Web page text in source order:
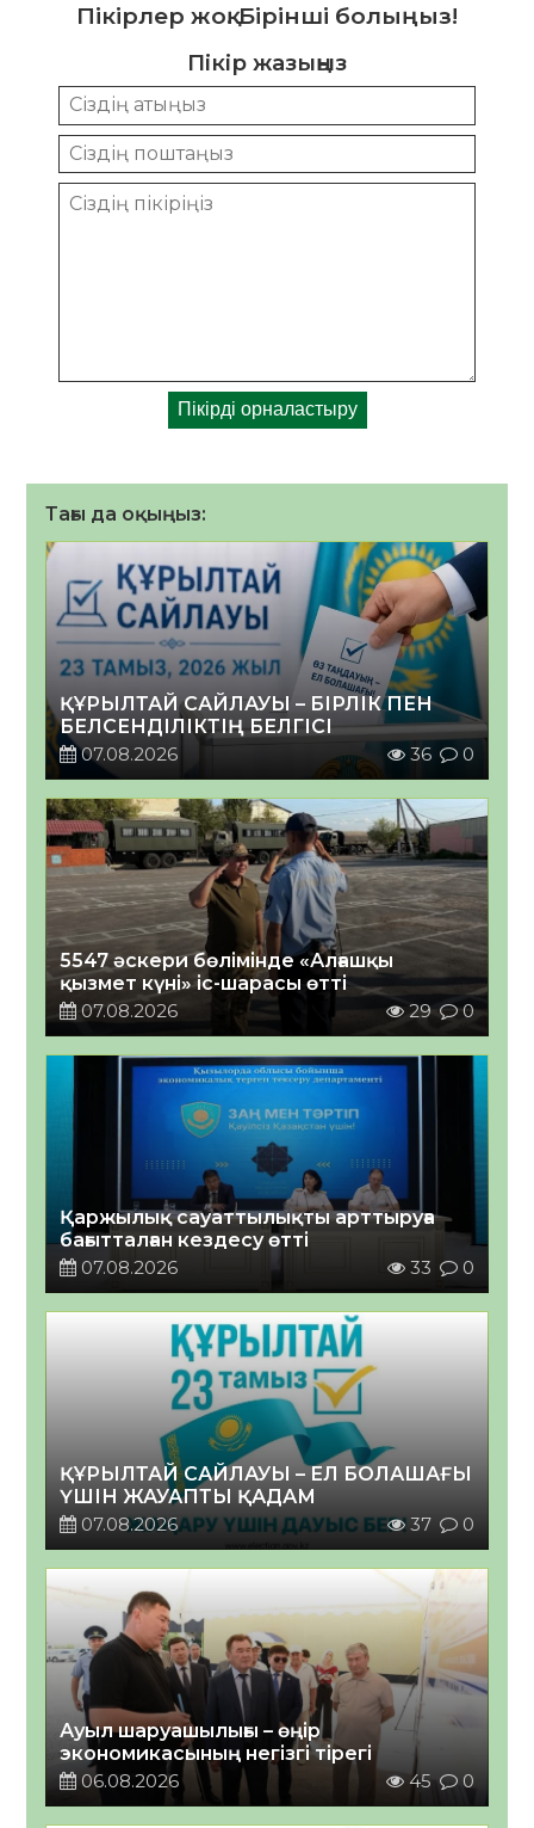
Пікірлер жоқ. Бірінші болыңыз!
Пікір жазыңыз
Тағы да оқыңыз:
ҚҰРЫЛТАЙ САЙЛАУЫ – БІРЛІК ПЕН
БЕЛСЕНДІЛІКТІҢ БЕЛГІСІ
07.08.2026
36 0
5547 әскери бөлімінде «Алғашқы
қызмет күні» іс-шарасы өтті
07.08.2026
29 0
Қаржылық сауаттылықты арттыруға
бағытталған кездесу өтті
07.08.2026
33 0
ҚҰРЫЛТАЙ САЙЛАУЫ – ЕЛ БОЛАШАҒЫ
ҮШІН ЖАУАПТЫ ҚАДАМ
07.08.2026
37 0
Ауыл шаруашылығы – өңір
экономикасының негізгі тірегі
06.08.2026
45 0